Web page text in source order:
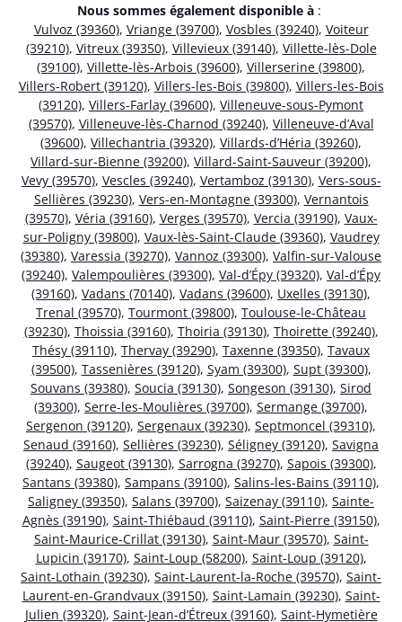
Nous sommes également disponible à :
Vulvoz (39360), Vriange (39700), Vosbles (39240), Voiteur
(39210), Vitreux (39350), Villevieux (39140), Villette-lès-Dole
(39100), Villette-lès-Arbois (39600), Villerserine (39800),
Villers-Robert (39120), Villers-les-Bois (39800), Villers-les-Bois
(39120), Villers-Farlay (39600), Villeneuve-sous-Pymont
(39570), Villeneuve-lès-Charnod (39240), Villeneuve-d’Aval
(39600), Villechantria (39320), Villards-d’Héria (39260),
Villard-sur-Bienne (39200), Villard-Saint-Sauveur (39200),
Vevy (39570), Vescles (39240), Vertamboz (39130), Vers-sous-
Sellières (39230), Vers-en-Montagne (39300), Vernantois
(39570), Véria (39160), Verges (39570), Vercia (39190), Vaux-
sur-Poligny (39800), Vaux-lès-Saint-Claude (39360), Vaudrey
(39380), Varessia (39270), Vannoz (39300), Valfin-sur-Valouse
(39240), Valempoulières (39300), Val-d’Épy (39320), Val-d’Épy
(39160), Vadans (70140), Vadans (39600), Uxelles (39130),
Trenal (39570), Tourmont (39800), Toulouse-le-Château
(39230), Thoissia (39160), Thoiria (39130), Thoirette (39240),
Thésy (39110), Thervay (39290), Taxenne (39350), Tavaux
(39500), Tassenières (39120), Syam (39300), Supt (39300),
Souvans (39380), Soucia (39130), Songeson (39130), Sirod
(39300), Serre-les-Moulières (39700), Sermange (39700),
Sergenon (39120), Sergenaux (39230), Septmoncel (39310),
Senaud (39160), Sellières (39230), Séligney (39120), Savigna
(39240), Saugeot (39130), Sarrogna (39270), Sapois (39300),
Santans (39380), Sampans (39100), Salins-les-Bains (39110),
Saligney (39350), Salans (39700), Saizenay (39110), Sainte-
Agnès (39190), Saint-Thiébaud (39110), Saint-Pierre (39150),
Saint-Maurice-Crillat (39130), Saint-Maur (39570), Saint-
Lupicin (39170), Saint-Loup (58200), Saint-Loup (39120),
Saint-Lothain (39230), Saint-Laurent-la-Roche (39570), Saint-
Laurent-en-Grandvaux (39150), Saint-Lamain (39230), Saint-
Julien (39320), Saint-Jean-d’Étreux (39160), Saint-Hymetière